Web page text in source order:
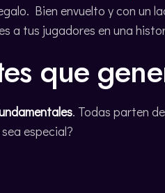
Bien envuelto y con un
a tus jugadores en una
que
. Todas parten
sea especial?